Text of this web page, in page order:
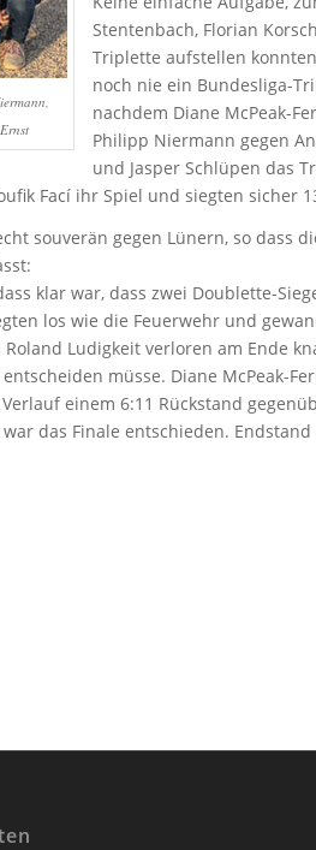
Stentenbach, Florian
Triplette aufstellen
noch nie ein Bundesliga-
nachdem Diane McPeak-
Philipp Niermann gegen
und Jasper Schlüpen das
Fací ihr Spiel und siegten sicher
souverän gegen Lünern, so dass
klar war, dass zwei Doublette-
los wie die Feuerwehr und
Ludigkeit verloren am Ende
müsse. Diane McPeak-
einem 6:11 Rückstand
das Finale entschieden.